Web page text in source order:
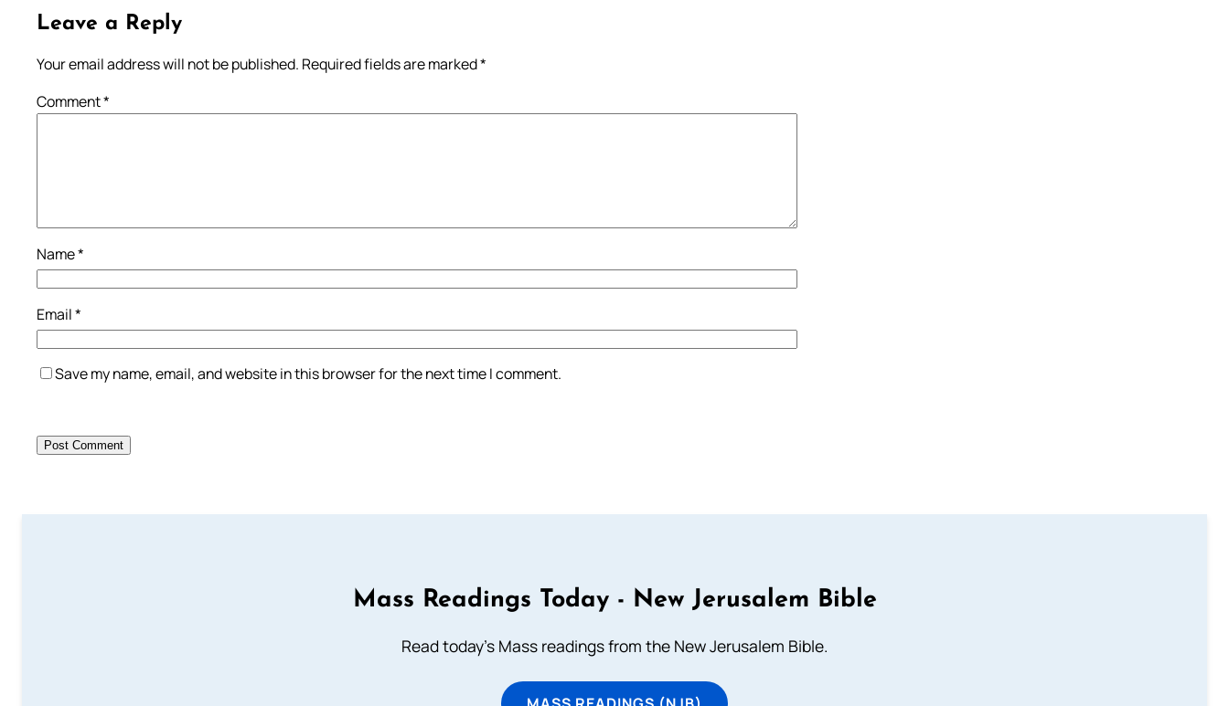
Leave a Reply
Your email address will not be published. Required fields are marked*
Comment*
Name*
Email*
Save my name, email, and website in this browser for the next time I comment.
Mass Readings Today - New Jerusalem Bible
Read today's Mass readings from the New Jerusalem Bible.